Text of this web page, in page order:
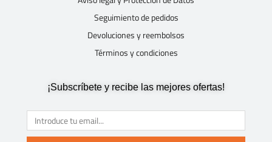
Seguimiento de pedidos
Devoluciones y reembolsos
Términos y condiciones
¡Subscríbete y recibe las mejores ofertas!